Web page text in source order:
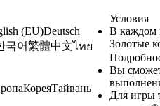
(EU)Deutsch
국어繁體中文ไทย
КореяТайвань
Условия
В каждом
Золотые
Вы
Для игры